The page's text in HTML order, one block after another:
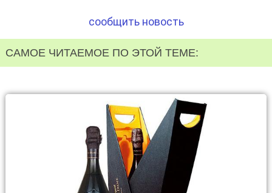
сообщить новость
САМОЕ ЧИТАЕМОЕ ПО ЭТОЙ ТЕМЕ: